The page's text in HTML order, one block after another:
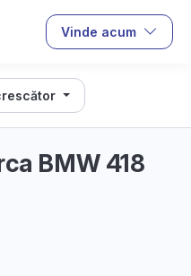
Vinde acum
BMW 418